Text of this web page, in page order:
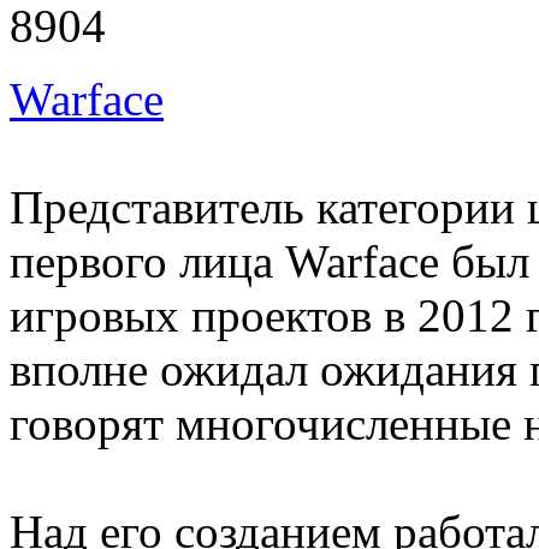
8904
Warface
Представитель
первого лица Warface
игровых проектов в 2012
вполне ожидал ожидания
говорят многочисленные
Над его созданием